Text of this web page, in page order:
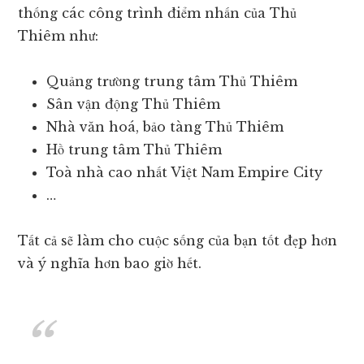
thống các công trình điểm nhấn của Thủ
Thiêm như:
Quảng trường trung tâm Thủ Thiêm
Sân vận động Thủ Thiêm
Nhà văn hoá, bảo tàng Thủ Thiêm
Hồ trung tâm Thủ Thiêm
Toà nhà cao nhất Việt Nam Empire City
…
Tất cả sẽ làm cho cuộc sống của bạn tốt đẹp hơn
và ý nghĩa hơn bao giờ hết.